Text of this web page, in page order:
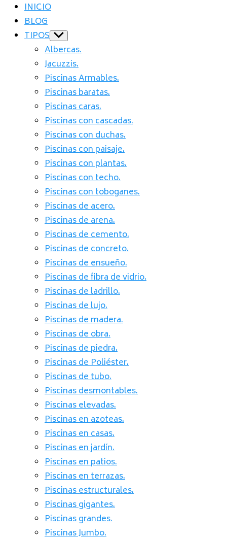
INICIO
BLOG
TIPOS Show
sub
menu
Albercas.
Jacuzzis.
Piscinas Armables.
Piscinas baratas.
Piscinas caras.
Piscinas con cascadas.
Piscinas con duchas.
Piscinas con paisaje.
Piscinas con plantas.
Piscinas con techo.
Piscinas con toboganes.
Piscinas de acero.
Piscinas de arena.
Piscinas de cemento.
Piscinas de concreto.
Piscinas de ensueño.
Piscinas de fibra de vidrio.
Piscinas de ladrillo.
Piscinas de lujo.
Piscinas de madera.
Piscinas de obra.
Piscinas de piedra.
Piscinas de Poliéster.
Piscinas de tubo.
Piscinas desmontables.
Piscinas elevadas.
Piscinas en azoteas.
Piscinas en casas.
Piscinas en jardín.
Piscinas en patios.
Piscinas en terrazas.
Piscinas estructurales.
Piscinas gigantes.
Piscinas grandes.
Piscinas Jumbo.